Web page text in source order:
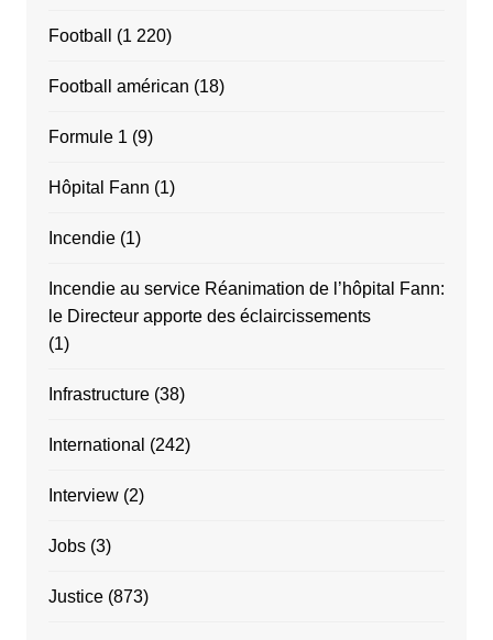
Football (1 220)
Football américan (18)
Formule 1 (9)
Hôpital Fann (1)
Incendie(1)
Incendie au service Réanimation de l’hôpital Fann:
le Directeur apporte des éclaircissements
(1)
Infrastructure(38)
International (242)
Interview(2)
Jobs(3)
Justice(873)